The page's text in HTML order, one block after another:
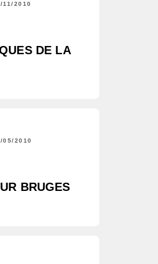
11/2010
DE LA
05/2010
BRUGES